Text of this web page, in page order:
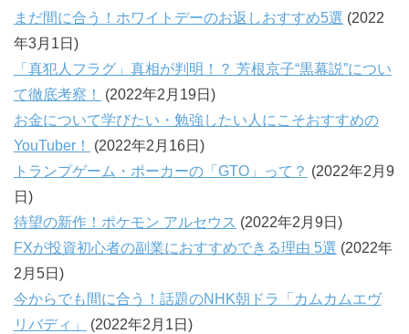
まだ間に合う！ホワイトデーのお返しおすすめ5選 (2022
年3月1日)
「真犯人フラグ」真相が判明！？ 芳根京子“黒幕説”につい
て徹底考察！
(2022年2月19日)
お金について学びたい・勉強したい人にこそおすすめの
YouTuber！
(2022年2月16日)
トランプゲーム・ポーカーの「GTO」って？ (2022年2月9
日)
待望の新作！ポケモン アルセウス (2022年2月9日)
FXが投資初心者の副業におすすめできる理由 5選 (2022年
2月5日)
今からでも間に合う！話題のNHK朝ドラ「カムカムエヴ
リバディ」
(2022年2月1日)